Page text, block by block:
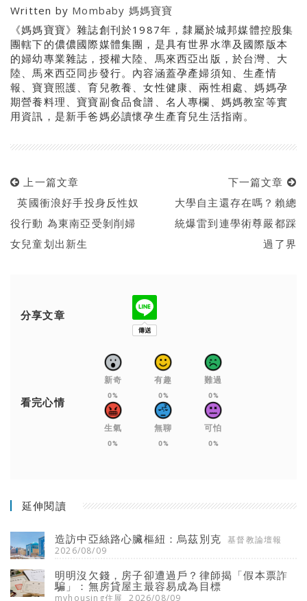
Written by Mombaby 媽媽寶寶
《媽媽寶寶》雜誌創刊於1987年，隸屬於城邦媒體控股集
團轄下的儂儂國際媒體集團，是具有世界水準及國際版本
的婦幼專業雜誌，授權大陸、馬來西亞出版，於台灣、大
陸、馬來西亞同步發行。內容涵蓋孕產婦須知、生產情
報、寶寶照護、育兒教養、女性健康、兩性相處、媽媽孕
期營養料理、寶寶副食品食譜、名人專欄、媽媽教室等實
用資訊，是新手爸媽必讀懷孕生產育兒生活指南。
上一篇文章
英國衝浪好手投身反性奴
役行動 為東南亞受剝削婦
女兒童划出新生
下一篇文章
大學自主還存在嗎？賴總
統爆雷到連學術尊嚴都踩
過了界
分享文章
看完心情
新奇
0%
有趣
0%
難過
0%
生氣
0%
無聊
0%
可怕
0%
延伸閱讀
造訪中亞絲路心臟樞紐：烏茲別克
基督教論壇報
2026/08/09
明明沒欠錢，房子卻遭過戶？律師揭「假本票詐
騙」：無房貸屋主最容易成為目標
myhousing住展 2026/08/09